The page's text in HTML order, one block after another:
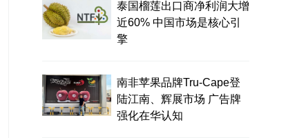
泰国榴莲出口商净利润大增
近60% 中国市场是核心引
擎
南非苹果品牌Tru-Cape登
陆江南、辉展市场 广告牌
强化在华认知